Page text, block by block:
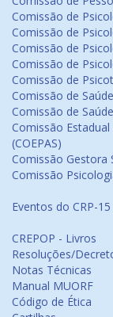
Comissão de
Comissão de
Comissão de
Comissão de
Comissão de
Comissão de Saúde
Comissão de
Comissão
(COEPAS)
Comissão Gestora
Comissão
Eventos do CRP-15
CREPOP - Livros
Resoluções/
Notas Técnicas
Manual MUORF
Código de Ética